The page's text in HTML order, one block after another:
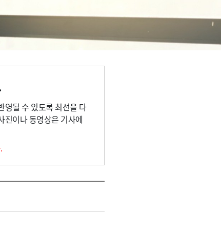
영될 수 있도록 최선을 다
진이나 동영상은 기사에